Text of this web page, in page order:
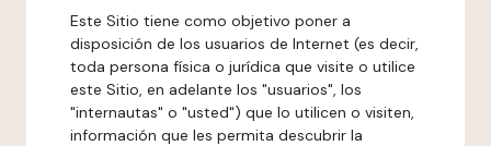
Este Sitio tiene como objetivo poner a
disposición de los usuarios de Internet (es decir,
toda persona física o jurídica que visite o utilice
este Sitio, en adelante los "usuarios", los
"internautas" o "usted") que lo utilicen o visiten,
información que les permita descubrir la